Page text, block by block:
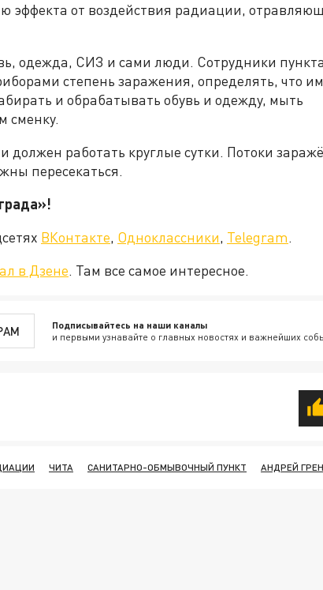
эффекта от воздействия радиации,
одежда, СИЗ и сами люди. Сотрудники
степень заражения, определять, что
и обрабатывать обувь и одежду, мыть
сменку.
должен работать круглые сутки. Потоки
пересекаться.
ВКонтакте, Одноклассники, Telegram.
в Дзене. Там все самое интересное.
Подписывайтесь на наши каналы
и первыми узнавайте о главных новостях и важнейших
ЧИТА САНИТАРНО-ОБМЫВОЧНЫЙ ПУНКТ АНДРЕЙ